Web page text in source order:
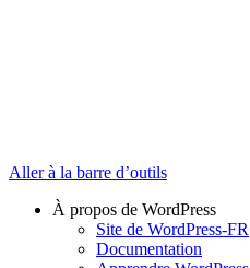
Aller à la barre d’outils
À propos de WordPress
Site de WordPress-FR
Documentation